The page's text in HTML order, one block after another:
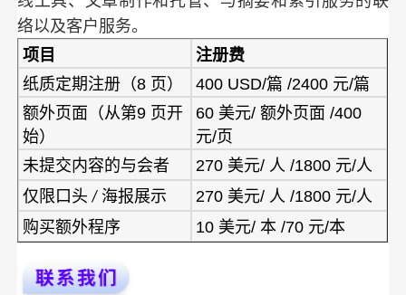
络以及客户服务。
项目
注册费
纸质定期注册（8 页）
400 USD/篇 /2400 元/篇
额外页面（从第9 页开
始）
60 美元/ 额外页面 /400
元/页
未提交内容的与会者 270 美元/ 人 /1800 元/人
仅限口头 / 海报展示 270 美元/ 人 /1800 元/人
购买额外程序 10 美元/ 本 /70 元/本